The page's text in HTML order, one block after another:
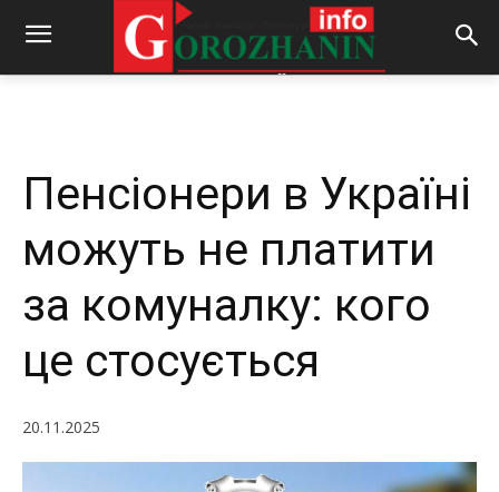
By REDACTOR - 20.11.2025 201
Пенсіонери в Україні
можуть не платити
за комуналку: кого
це стосується
20.11.2025